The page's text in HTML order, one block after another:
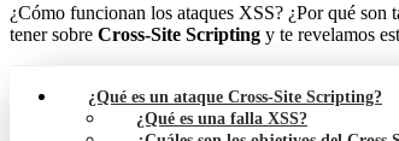
¿Cómo funcionan los ataques XSS? ¿Por qué son
tener sobre Cross-Site Scripting y te revelamos
¿Qué es un ataque Cross-Site Scripting?
¿Qué es una falla XSS?